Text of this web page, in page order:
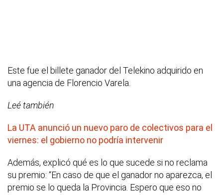
Este fue el billete ganador del Telekino adquirido en
una agencia de Florencio Varela.
Leé también
La UTA anunció un nuevo paro de colectivos para el
viernes: el gobierno no podría intervenir
Además, explicó qué es lo que sucede si no reclama
su premio: “En caso de que el ganador no aparezca, el
premio se lo queda la Provincia. Espero que eso no